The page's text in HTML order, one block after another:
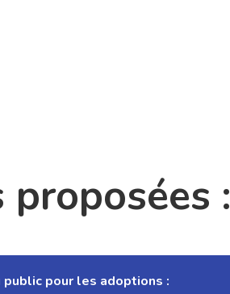
proposées :
pour les adoptions :